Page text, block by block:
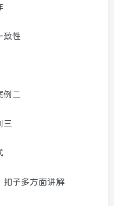
致性
例二
三
扣子多方面讲解